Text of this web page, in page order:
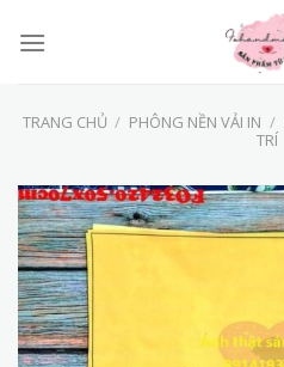
TRANG CHỦ / PHÔNG NỀN VẢI IN /
TRÍ